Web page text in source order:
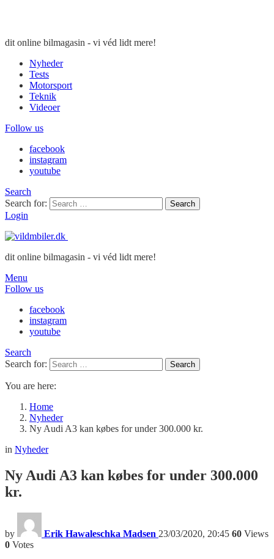
dit online bilmagasin - vi véd lidt mere!
Nyheder
Tests
Motorsport
Teknik
Videoer
Follow us
facebook
instagram
youtube
Search
Search for:
Search
Login
dit online bilmagasin - vi véd lidt mere!
Menu
Follow us
facebook
instagram
youtube
Search
Search for:
Search
You are here:
Home
Nyheder
Ny Audi A3 kan købes for under 300.000 kr.
in Nyheder
Ny Audi A3 kan købes for under 300.000
kr.
by Erik Hawaleschka Madsen 23/03/2020, 20:45 60 Views
0 Votes